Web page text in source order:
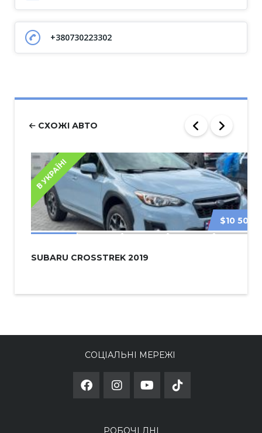
+380730223302
СХОЖІ АВТО
В УКРАЇНІ
$10 500
SUBARU CROSSTREK 2019
СОЦІАЛЬНІ МЕРЕЖІ
РОБОЧІ ДНІ